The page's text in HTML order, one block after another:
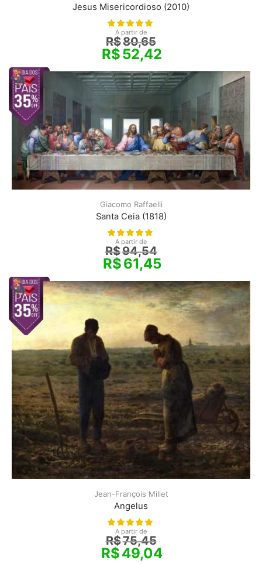
Jesus Misericordioso (2010)
A partir de
R$80,65
R$52,42
Giacomo Raffaelli
Santa Ceia (1818)
A partir de
R$94,54
R$61,45
Jean-François Millet
Angelus
A partir de
R$75,45
R$49,04